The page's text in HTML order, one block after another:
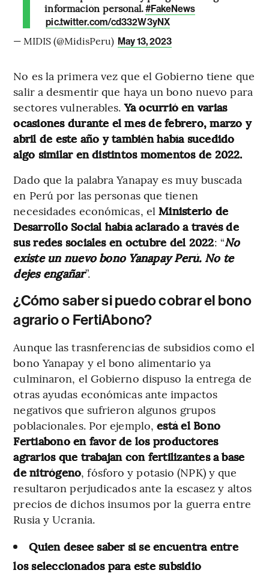
información personal.#FakeNews
pic.twitter.com/cd332W3yNX
— MIDIS (@MidisPeru) May 13, 2023
No es la primera vez que el Gobierno tiene que
salir a desmentir que haya un bono nuevo para
sectores vulnerables.Ya ocurrió en varias
ocasiones durante el mes de febrero, marzo y
abril de este año y también había sucedido
algo similar en distintos momentos de 2022.
Dado que la palabra Yanapay es muy buscada
en Perú por las personas que tienen
necesidades económicas, el Ministerio de
Desarrollo Social había aclarado a través de
sus redes sociales en octubre del 2022: “No
existe un nuevo bono Yanapay Perú. No te
dejes engañar”.
¿Cómo saber si puedo cobrar el bono
agrario o FertiAbono?
Aunque las trasnferencias de subsidios como el
bono Yanapay y el bono alimentario ya
culminaron, el Gobierno dispuso la entrega de
otras ayudas económicas ante impactos
negativos que sufrieron algunos grupos
poblacionales. Por ejemplo,está el Bono
Fertiabono en favor de los productores
agrarios que trabajan con fertilizantes a base
de nitrógeno, fósforo y potasio (NPK) y que
resultaron perjudicados ante la escasez y altos
precios de dichos insumos por la guerra entre
Rusia y Ucrania.
Quien desee saber si se encuentra entre
los seleccionados para este subsidio